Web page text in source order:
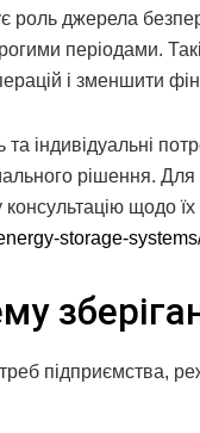
роль джерела
періодами.
і зменшити
індивідуальні
рішення. Для
щодо
storage-
підприємства,